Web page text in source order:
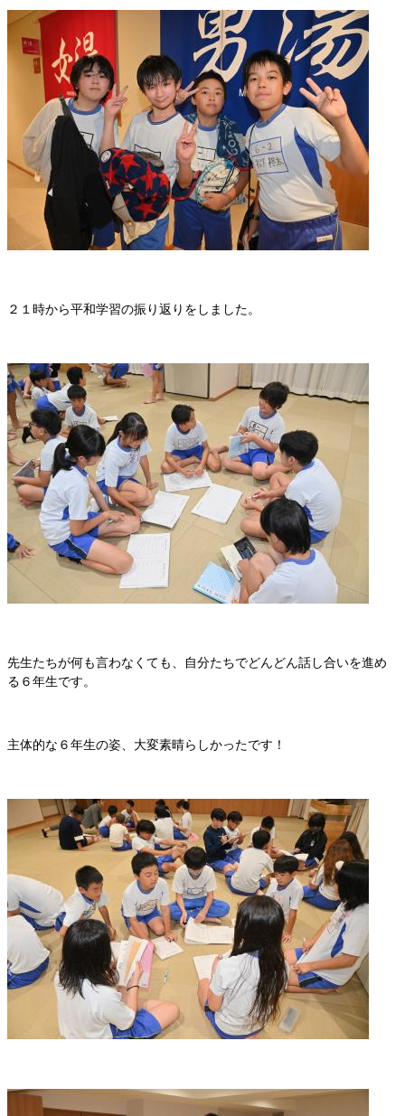
２１時から平和学習の振り返りをしました。
先生たちが何も言わなくても、自分たちでどんどん話し合いを進め
る６年生です。
主体的な６年生の姿、大変素晴らしかったです！